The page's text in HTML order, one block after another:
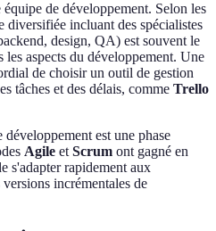
de développement. Selon les
diversifiée incluant des spécialistes
design, QA) est souvent le
aspects du développement. Une
de choisir un outil de gestion
tâches et des délais, comme Trello
est une phase
Agile et Scrum ont gagné en
s'adapter rapidement aux
incrémentales de